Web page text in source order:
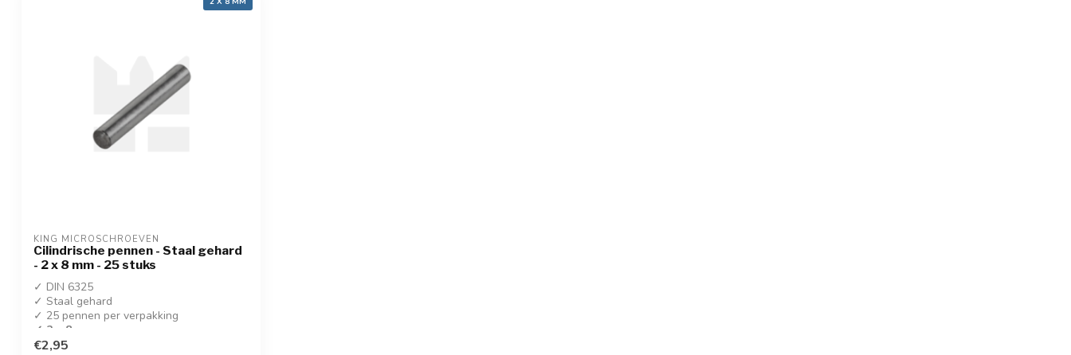
KING MICROSCHROEVEN
Cilindrische pennen - Staal gehard
- 2 x 8 mm - 25 stuks
✓ DIN 6325
✓ Staal gehard
✓ 25 pennen per verpakking
✓ 2 x 8 mm
€2,95